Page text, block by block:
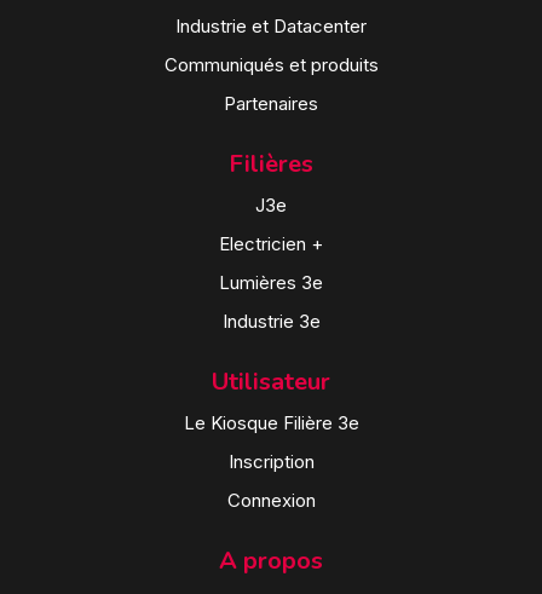
Industrie et Datacenter
Communiqués et produits
Partenaires
Filières
J3e
Electricien +
Lumières 3e
Industrie 3e
Utilisateur
Le Kiosque Filière 3e
Inscription
Connexion
A propos